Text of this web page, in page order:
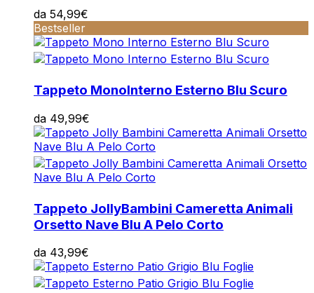
da 54,99€
Bestseller
Tappeto MonoInterno Esterno Blu Scuro
da 49,99€
Tappeto JollyBambini Cameretta Animali
Orsetto Nave Blu A Pelo Corto
da 43,99€